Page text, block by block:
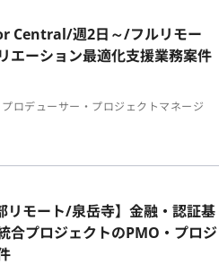
Central/週2日～/フルリモー
エーション最適化支援業務案件
ロデューサー・プロジェクトマネージ
リモート/泉岳寺】金融・認証基
合プロジェクトのPMO・プロジ